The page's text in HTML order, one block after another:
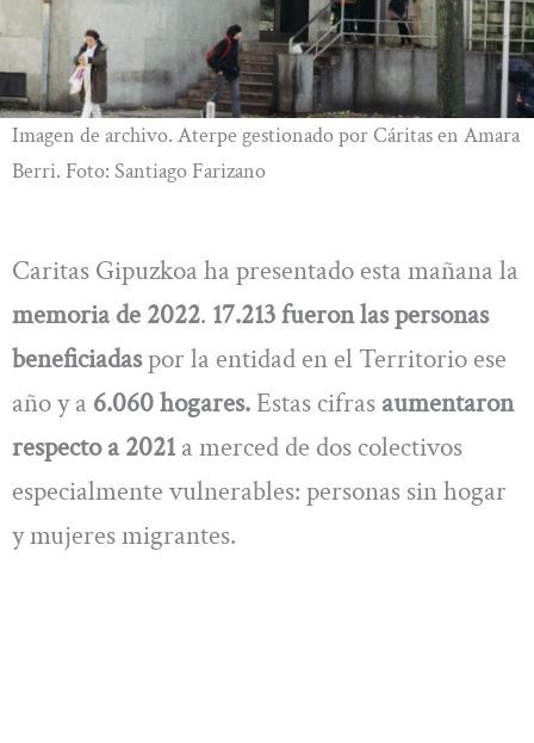
Imagen de archivo. Aterpe gestionado por Cáritas en Amara
Berri. Foto: Santiago Farizano
Caritas Gipuzkoa ha presentado esta mañana la
memoria de 2022. 17.213 fueron las personas
beneficiadaspor la entidad en el Territorio ese
año y a 6.060 hogares.Estas cifras aumentaron
respecto a 2021 a merced de dos colectivos
especialmente vulnerables: personas sin hogar
y mujeres migrantes.